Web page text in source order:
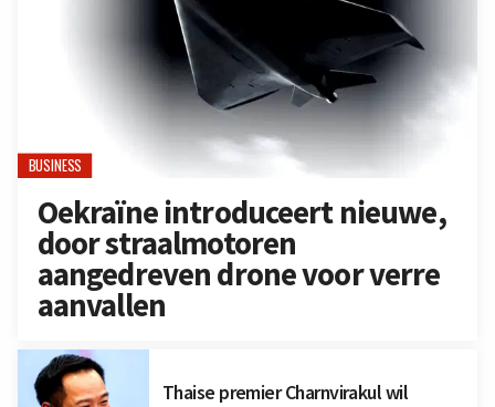
BUSINESS
Oekraïne introduceert nieuwe,
door straalmotoren
aangedreven drone voor verre
aanvallen
Thaise premier Charnvirakul wil